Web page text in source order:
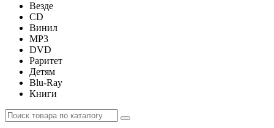
Везде
CD
Винил
MP3
DVD
Раритет
Детям
Blu-Ray
Книги